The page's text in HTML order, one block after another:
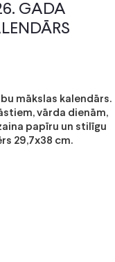
GADA
mākslas kalendārs.
vārda dienām,
papīru un stilīgu
29,7x38 cm.